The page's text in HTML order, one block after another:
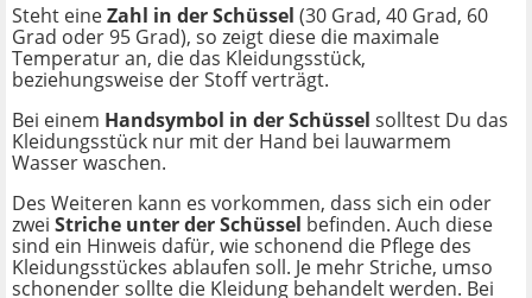
Steht eineZahl in der Schüssel (30 Grad, 40 Grad, 60
Grad oder 95 Grad), so zeigt diese die maximale
Temperatur an, die das Kleidungsstück,
beziehungsweise der Stoff verträgt.
Bei einem Handsymbol in der Schüssel solltest Du das
Kleidungsstück nur mit der Hand bei lauwarmem
Wasser waschen.
Des Weiteren kann es vorkommen, dass sich ein oder
zwei Striche unter der Schüssel befinden. Auch diese
sind ein Hinweis dafür, wie schonend die Pflege des
Kleidungsstückes ablaufen soll. Je mehr Striche, umso
schonender sollte die Kleidung behandelt werden. Bei